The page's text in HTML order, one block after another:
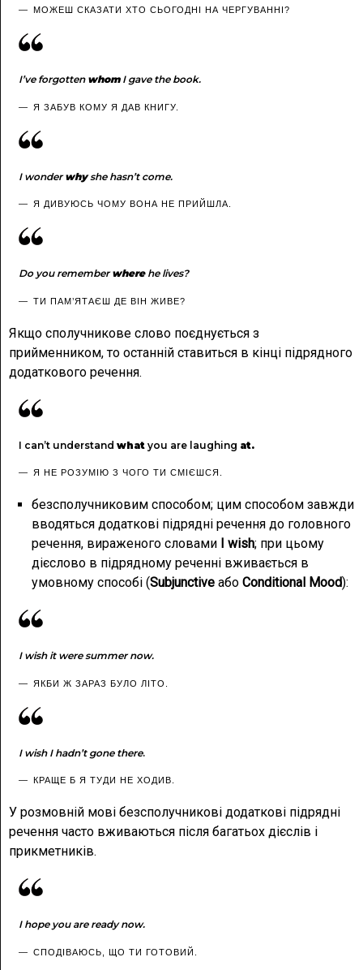
МОЖЕШ СКАЗАТИ ХТО СЬОГОДНІ НА ЧЕРГУВАННІ?
I’ve forgotten whomI gave the book.
Я ЗАБУВ КОМУ Я ДАВ КНИГУ.
I wonderwhyshe hasn’t come.
Я ДИВУЮСЬ ЧОМУ ВОНА НЕ ПРИЙШЛА.
Do you rememberwherehe lives?
ТИ ПАМ’ЯТАЄШ ДЕ ВІН ЖИВЕ?
Якщо сполучникове слово поєднується з
прийменником, то останній ставиться в кінці підрядного
додаткового речення.
I can’t understand what you are laughing at.
Я НЕ РОЗУМІЮ З ЧОГО ТИ СМІЄШСЯ.
безсполучниковим способом; цим способом завжди
вводяться додаткові підрядні речення до головного
речення, вираженого словами
I wish; при цьому
дієслово в підрядному реченні вживається в
умовному способі (Subjunctive або Conditional Mood):
I wish it were summer now.
ЯКБИ Ж ЗАРАЗ БУЛО ЛІТО.
I wish I hadn’t gone there.
КРАЩЕ Б Я ТУДИ НЕ ХОДИВ.
У розмовній мові безсполучникові додаткові підрядні
речення часто вживаються після багатьох дієслів і
прикметників.
I hope you are ready now.
СПОДІВАЮСЬ, ЩО ТИ ГОТОВИЙ.